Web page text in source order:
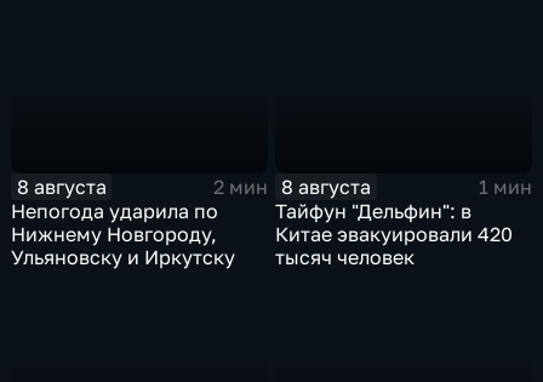
8 августа
2 мин
Непогода ударила по
Нижнему Новгороду,
Ульяновску и Иркутску
8 августа
1 мин
Тайфун "Дельфин": в
Китае эвакуировали 420
тысяч человек